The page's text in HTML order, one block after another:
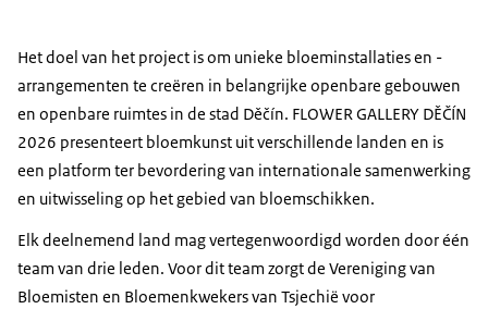
Het doel van het project is om unieke bloeminstallaties en -
arrangementen te creëren in belangrijke openbare gebouwen
en openbare ruimtes in de stad Děčín. FLOWER GALLERY DĚČÍN
2026 presenteert bloemkunst uit verschillende landen en is
een platform ter bevordering van internationale samenwerking
en uitwisseling op het gebied van bloemschikken.
Elk deelnemend land mag vertegenwoordigd worden door één
team van drie leden. Voor dit team zorgt de Vereniging van
Bloemisten en Bloemenkwekers van Tsjechië voor